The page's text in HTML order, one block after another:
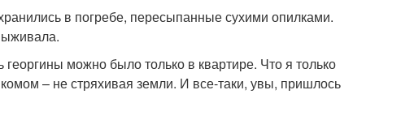
в погребе, пересыпанные сухими опилками.
можно было только в квартире. Что я только
– не стряхивая земли. И все-таки, увы, пришлось